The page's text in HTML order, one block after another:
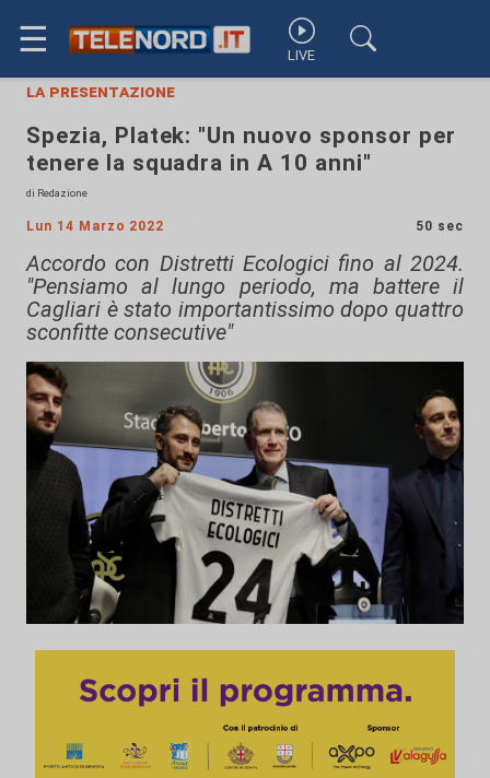
☰ LIVE
la presentazione
Spezia, Platek: "Un nuovo sponsor per
tenere la squadra in A 10 anni"
di Redazione
Lun 14 Marzo 2022 50 sec
Accordo con Distretti Ecologici fino al 2024.
"Pensiamo al lungo periodo, ma battere il
Cagliari è stato importantissimo dopo quattro
sconfitte consecutive"